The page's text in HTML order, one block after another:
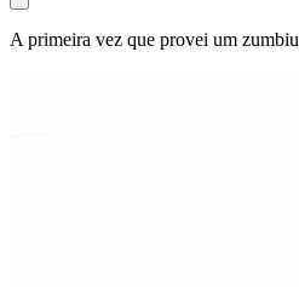
A primeira vez que provei um zumbiu